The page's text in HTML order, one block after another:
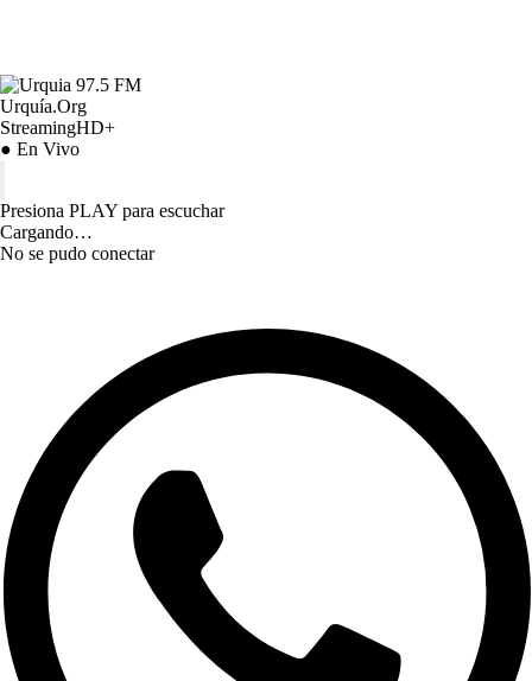
Urquía.Org
StreamingHD+
● En Vivo
Presiona PLAY para escuchar
Cargando…
No se pudo conectar